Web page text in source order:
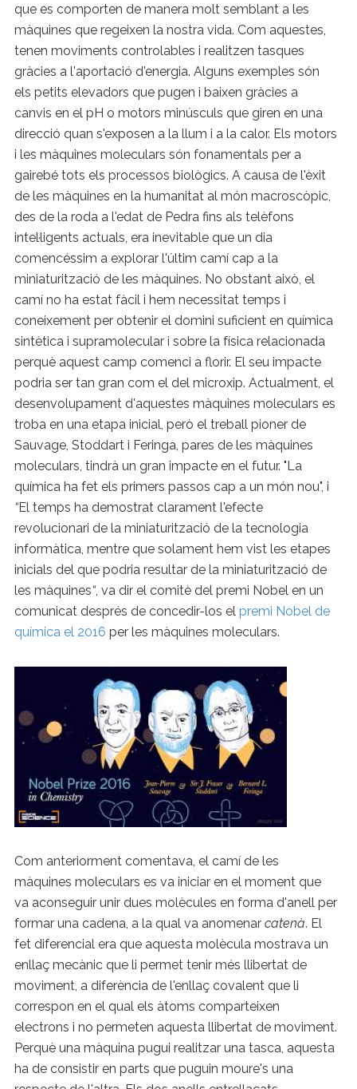
que es comporten de manera molt semblant a les
màquines que regeixen la nostra vida. Com aquestes,
tenen moviments controlables i realitzen tasques
gràcies a l'aportació d'energia. Alguns exemples són
els petits elevadors que pugen i baixen gràcies a
canvis en el pH o motors minúsculs que giren en una
direcció quan s'exposen a la llum i a la calor. Els motors
i les màquines moleculars són fonamentals per a
gairebé tots els processos biològics. A causa de l'èxit
de les màquines en la humanitat al món macroscòpic,
des de la roda a l'edat de Pedra fins als telèfons
intel·ligents actuals, era inevitable que un dia
comencéssim a explorar l'últim camí cap a la
miniaturització de les màquines. No obstant això, el
camí no ha estat fàcil i hem necessitat temps i
coneixement per obtenir el domini suficient en química
sintètica i supramolecular i sobre la física relacionada
perquè aquest camp comenci a florir. El seu impacte
podria ser tan gran com el del microxip. Actualment, el
desenvolupament d'aquestes màquines moleculars es
troba en una etapa inicial, però el treball pioner de
Sauvage, Stoddart i Feringa, pares de les màquines
moleculars, tindrà un gran impacte en el futur. "La
química ha fet els primers passos cap a un món nou", i
“El temps ha demostrat clarament l'efecte
revolucionari de la miniaturització de la tecnologia
informàtica, mentre que solament hem vist les etapes
inicials del que podria resultar de la miniaturització de
les màquines“, va dir el comitè del premi Nobel en un
comunicat després de concedir-los el premi Nobel de
química el 2016 per les màquines moleculars.
Com anteriorment comentava, el camí de les
màquines moleculars es va iniciar en el moment que
va aconseguir unir dues molècules en forma d'anell per
formar una cadena, a la qual va anomenar catenà. El
fet diferencial era que aquesta molècula mostrava un
enllaç mecànic que li permet tenir més llibertat de
moviment, a diferència de l'enllaç covalent que li
correspon en el qual els àtoms comparteixen
electrons i no permeten aquesta llibertat de moviment.
Perquè una màquina pugui realitzar una tasca, aquesta
ha de consistir en parts que puguin moure's una